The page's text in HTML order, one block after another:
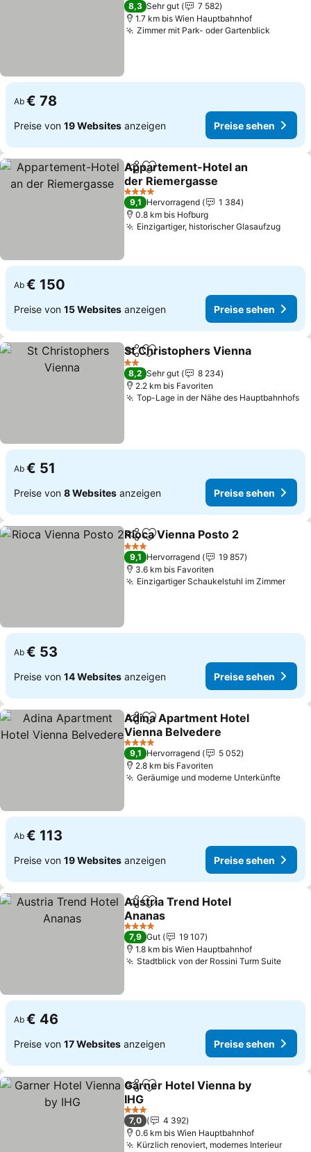
8,3 Sehr gut
7 582
1.7 km bis Wien Hauptbahnhof
Zimmer mit Park- oder Gartenblick
Ab € 78
Preise von 19 Websites anzeigen Preise sehen
TeilenZu Favoriten hinzufügen
Appartement-Hotel an
der Riemergasse
Preise sehen
4 Sterne
9,1 Hervorragend
1 384
0.8 km bis Hofburg
Einzigartiger, historischer Glasaufzug
Ab € 150
Preise von 15 Websites anzeigen Preise sehen
TeilenZu Favoriten hinzufügen
St Christophers Vienna
2 Sterne
8,2 Sehr gut
8 234
2.2 km bis Favoriten
Top-Lage in der Nähe des Hauptbahnhofs
Ab € 51
Preise von 8 Websites anzeigen Preise sehen
TeilenZu Favoriten hinzufügen
Rioca Vienna Posto 2
3 Sterne
9,1 Hervorragend
19 857
3.6 km bis Favoriten
Einzigartiger Schaukelstuhl im Zimmer
Ab € 53
Preise von 14 Websites anzeigen Preise sehen
TeilenZu Favoriten hinzufügen
Adina Apartment Hotel
Vienna Belvedere
Preise sehen
4 Sterne
9,1 Hervorragend
5 052
2.8 km bis Favoriten
Geräumige und moderne Unterkünfte
Ab € 113
Preise von 19 Websites anzeigen Preise sehen
TeilenZu Favoriten hinzufügen
Austria Trend Hotel
Ananas
Preise sehen
4 Sterne
7,9 Gut
19 107
1.8 km bis Wien Hauptbahnhof
Stadtblick von der Rossini Turm Suite
Ab € 46
Preise von 17 Websites anzeigen Preise sehen
TeilenZu Favoriten hinzufügen
Garner Hotel Vienna by
IHG
Preise sehen
3 Sterne
7,0
4 392
0.6 km bis Wien Hauptbahnhof
Kürzlich renoviert, modernes Interieur